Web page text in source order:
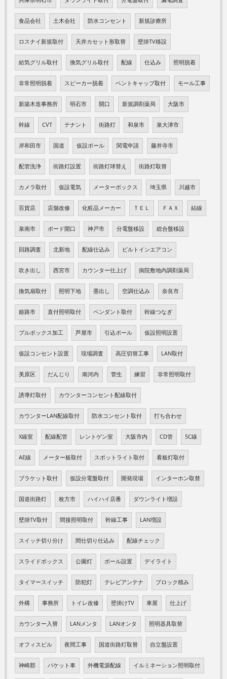
食品会社 土木会社 防水コンセント 新規診療所
ロスナイ新規取付 天井カセット形取替 壁掛TV移設
給気グリル取付 換気グリル取付 配線 仕込み 照明脱着
非常照明脱着 スピーカー脱着 ベントキャップ取付 モール工事
新築木造事務所 明石市 開口 新規調剤薬局 大阪市
幹線 CVT テナント 街路灯 和泉市 泉大津市
岸和田市 国道 仮設ポール 関電申請 藤井寺市
配管洗浄 街路灯設置 街路灯球替え 街路灯取替
カメラ取付 仮設電気 メーターボックス 埼玉県 川越市
百貨店 店舗改修 化粧品メーカー ＴＥＬ ＦＡＸ 結線
泉南市 ボード開口 神戸市 分電盤移設 総合盤移設
回路調査 北新地 配線仕込み ビルトインエアコン
吹き出し 西宮市 カウンター仕上げ 病院敷地内調剤薬局
換気扇取付 照明下地 墨出し 空調仕込み 奈良市
姫路市 直付照明取付 ペンダント取付 幹線つなぎ
プルボックス加工 芦屋市 引込ポール 仮設照明設置
仮設コンセント設置 現場調査 高圧切替工事 LAN取付
美原区 だんじり 南河内 菅生 練習 非常照明取付
誘導灯取付 カウンターコンセント配線取付
カウンターLAN配線取付 防水コンセント取付 打ち合わせ
X線室 配線配管 レントゲン室 大阪市内 CD管 5C線
AE線 メーター板取付 スポットライト取付 看板灯取付
ブラケット取付 仮設分電盤取付 開発現場 インターホン取替
国道街路灯 枚方市 ハイハイ店番 ダウンライト増設
壁掛TV取付 間接照明取付 幹線工事 LAN増設
スイッチ切り分け 間仕切り仕込み 配線チェック
スライドボックス 公園灯 ポール設置 デイライト
タイマースイッチ 防犯灯 テレビアンテナ ブロック積み
外構 事務所 トイレ改修 壁掛けTV 車屋 仕上げ
カウンター入替 LANメンタ LANオンタ 照明器具取替
オフィスビル 夜間工事 国道街路灯取替 自立盤設置
神崎郡 バケット車 外機電源配線 イルミネーション照明取付